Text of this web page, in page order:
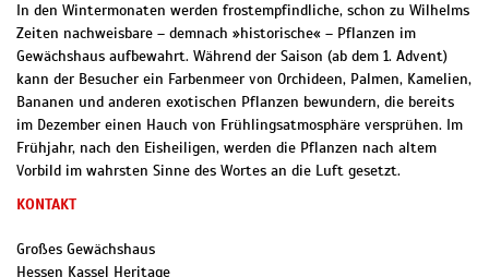
In den Wintermonaten werden frostempfindliche, schon zu Wilhelms
Zeiten nachweisbare – demnach »historische« – Pflanzen im
Gewächshaus aufbewahrt. Während der Saison (ab dem 1. Advent)
kann der Besucher ein Farbenmeer von Orchideen, Palmen, Kamelien,
Bananen und anderen exotischen Pflanzen bewundern, die bereits
im Dezember einen Hauch von Frühlingsatmosphäre versprühen. Im
Frühjahr, nach den Eisheiligen, werden die Pflanzen nach altem
Vorbild im wahrsten Sinne des Wortes an die Luft gesetzt.
KONTAKT
Großes Gewächshaus
Hessen Kassel Heritage